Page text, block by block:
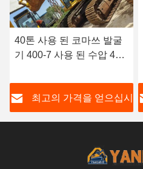
11톤 중고용 코마쓰 발굴
기 PC110-7 2.8km/H
최고의 가격을 얻으십시